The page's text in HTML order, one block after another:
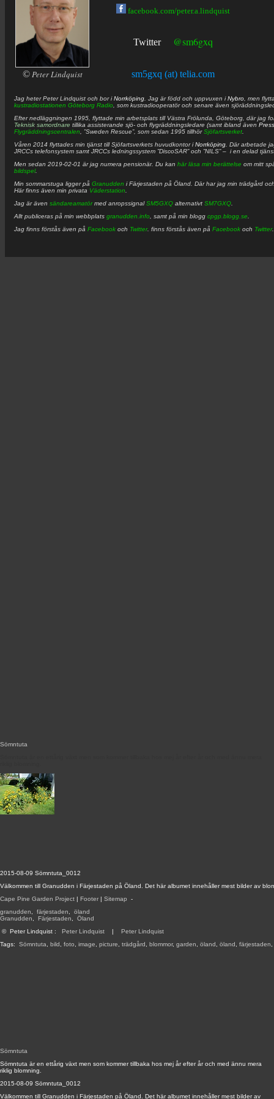
2015-08-09 Sömntuta_0012
Välkommen till Granudden i Färjestaden på Öland. Det här albumet innehåller mest bilder av
Cape Pine Garden Project | Footer | Sitemap -
granudden
färjestaden
öland
Granudden
Färjestaden
Öland
© Peter Lindquist : Peter Lindquist | Peter Lindquist
Tags: Sömntuta bild foto image picture trädgård blommor, garden öland öland färjestaden
Sömntuta
Sömntuta
Sömntuta är en ettårig växt men som kommer tillbaka hos mej år efter år och med ännu mera
riklig blomning.
2015-08-09 Sömntuta_0012
Välkommen till Granudden i Färjestaden på Öland. Det här albumet innehåller mest bilder av
© Peter Lindquist
facebook.com/peter.a.lindquist
Twitter @sm6gxq
sm5gxq (at) telia.com
Jag heterPeter Lindquist och bor iNorrköping . Jag är född och uppvuxen iNybro , men
kustradiostationen Göteborg Radio , som kustradiooperatör och senare även
Efter nedläggningen 1995, flyttade min arbetsplats till Västra Frölunda, Göteborg, där jag
Teknisk samordnare tillika assisterande sjö- och flygräddningsledare (samt ibland även
Flygräddningscentralen , ”Sweden Rescue”, som sedan 1995 tillhörSjöfartsverket
Våren 2014 flyttades min tjänst till Sjöfartsverkets huvudkontor iNorrköping . Där arbetade
JRCCs telefonsystem samt JRCCs ledningssystem ”DiscoSAR” och ”NILS” – i en delad
Men sedan 2019-02-01 är jag numera pensionär. Du kan här läsa min berättelse om mitt
bildspel.
Min sommarstuga ligger på Granudden i Färjestaden på Öland. Där har jag min trädgård
Här finns även min privata Väderstation
Jag är även sändareamatörmed anropssignalSM5GXQ alternativt SM7GXQ
Allt publiceras på min webbplats granudden.info , samt på min blogg cpgp.blogg.se
Jag finns förstås även på Facebook och Twitter. finns förstås även på Facebook och Twitter.